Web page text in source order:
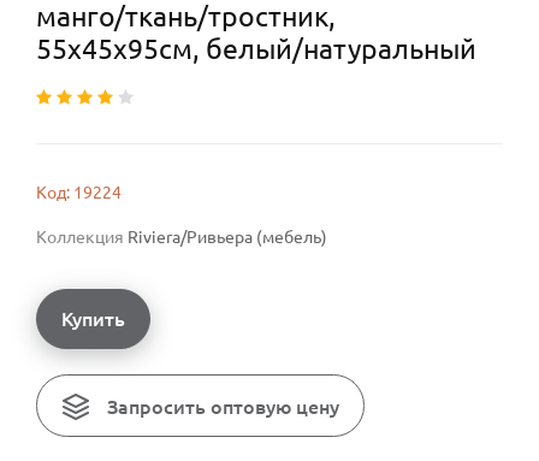
манго/ткань/тростник,
55х45х95см, белый/натуральный
Код: 19224
Коллекция Riviera/Ривьера (мебель)
Купить
Запросить оптовую цену